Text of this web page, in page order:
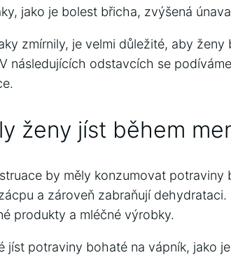
jako je bolest břicha, zvýšená
zmírnily, je velmi důležité, aby ženy
následujících odstavcích se
ženy jíst během
by měly konzumovat potraviny
a zároveň zabraňují
produkty a mléčné výrobky.
jíst potraviny bohaté na vápník, jako